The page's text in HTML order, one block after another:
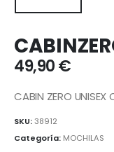
49,90€
CABIN ZERO UNISEX
SKU:38912
Categoría: MOCHILAS